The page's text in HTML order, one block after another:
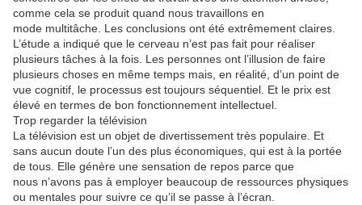
comme cela se produit quand nous travaillons en
mode multitâche. Les conclusions ont été extrêmement claires.
L’étude a indiqué que le cerveau n’est pas fait pour réaliser
plusieurs tâches à la fois. Les personnes ont l’illusion de faire
plusieurs choses en même temps mais, en réalité, d’un point de
vue cognitif, le processus est toujours séquentiel. Et le prix est
élevé en termes de bon fonctionnement intellectuel.
Trop regarder la télévision
La télévision est un objet de divertissement très populaire. Et
sans aucun doute l’un des plus économiques, qui est à la portée
de tous. Elle génère une sensation de repos parce que
nous n’avons pas à employer beaucoup de ressources physiques
ou mentales pour suivre ce qu’il se passe à l’écran.